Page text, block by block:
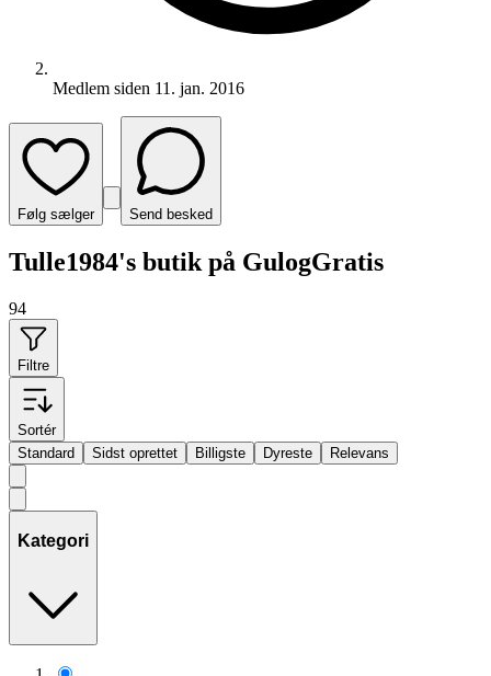
Medlem siden 11. jan. 2016
Følg sælger Send besked
Tulle1984's butik på GulogGratis
94
Filtre
Sortér
Standard
Sidst oprettet Billigste Dyreste Relevans
Kategori